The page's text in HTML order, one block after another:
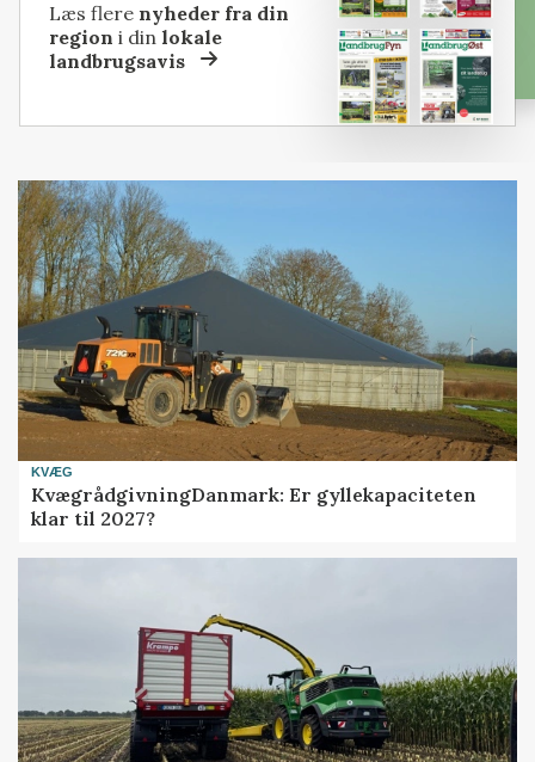
Læs flere nyheder fra din
region i dinlokale
landbrugsavis
KVÆG
KvægrådgivningDanmark: Er gyllekapaciteten
klar til 2027?